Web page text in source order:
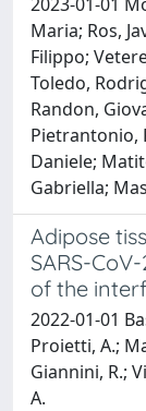
Maria; Ros,
Filippo;
Toledo,
Randon,
Pietrantonio,
Daniele;
Gabriella;
Adipose
SARS-
of the
2022-01-01
Proietti, A.;
Giannini, R.;
A.